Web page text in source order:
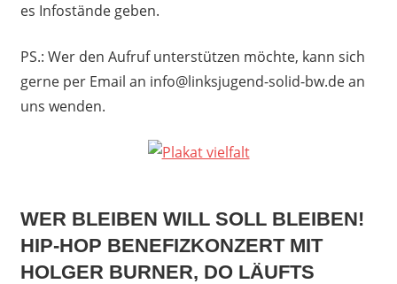
es Infostände geben.
PS.: Wer den Aufruf unterstützen möchte, kann sich
gerne per Email an info@linksjugend-solid-bw.de an
uns wenden.
WER BLEIBEN WILL SOLL BLEIBEN!
HIP-HOP BENEFIZKONZERT MIT
HOLGER BURNER, DO LÄUFTS